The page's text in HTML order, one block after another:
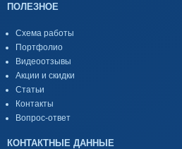
ПОЛЕЗНОЕ
Схема работы
Портфолио
Видеоотзывы
Акции и скидки
Статьи
Контакты
Вопрос-ответ
КОНТАКТНЫЕ ДАННЫЕ